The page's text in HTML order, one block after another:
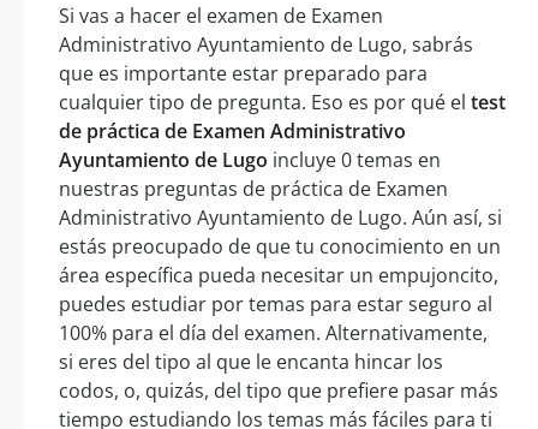
Si vas a hacer el examen de Examen
Administrativo Ayuntamiento de Lugo, sabrás
que es importante estar preparado para
cualquier tipo de pregunta. Eso es por qué el test
de práctica de Examen Administrativo
Ayuntamiento de Lugo incluye 0 temas en
nuestras preguntas de práctica de Examen
Administrativo Ayuntamiento de Lugo. Aún así, si
estás preocupado de que tu conocimiento en un
área específica pueda necesitar un empujoncito,
puedes estudiar por temas para estar seguro al
100% para el día del examen. Alternativamente,
si eres del tipo al que le encanta hincar los
codos, o, quizás, del tipo que prefiere pasar más
tiempo estudiando los temas más fáciles para ti